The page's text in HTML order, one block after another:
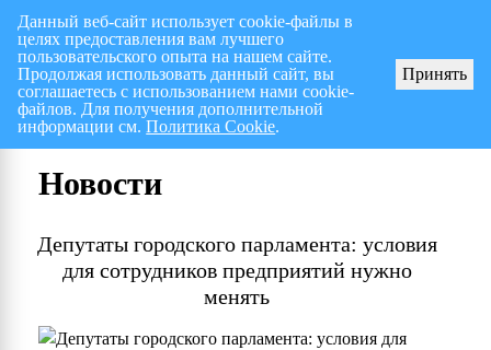
Перспективный план работ на I полугодие 2026 г.
Новости
Депутаты городского парламента: условия
для сотрудников предприятий нужно
менять
Данный веб-сайт использует cookie-файлы в
целях предоставления вам лучшего
пользовательского опыта на нашем сайте.
Продолжая использовать данный сайт, вы
соглашаетесь с использованием нами cookie-
файлов. Для получения дополнительной
информации см.Политика Cookie.
Принять